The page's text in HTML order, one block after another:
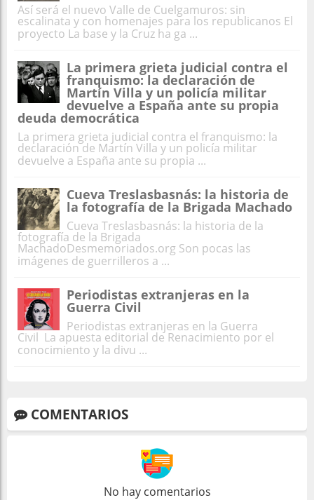
Así será el nuevo Valle de Cuelgamuros: sin
escalinata y con homenajes para los republicanos El
proyecto La base y la Cruz ha ga ...
La primera grieta judicial contra el
franquismo: la declaración de
Martín Villa y un policía militar
devuelve a España ante su propia
deuda democrática
La primera grieta judicial contra el franquismo: la
declaración de Martín Villa y un policía militar
devuelve a España ante su propia ...
Cueva Treslasbasnás: la historia de
la fotografía de la Brigada Machado
Cueva Treslasbasnás: la historia de la
fotografía de la Brigada
MachadoDesmemoriados.org Son pocas las
imágenes de guerrilleros a ...
Periodistas extranjeras en la
Guerra Civil
Periodistas extranjeras en la Guerra
Civil La apuesta editorial de Renacimiento por el
conocimiento y la divu ...
COMENTARIOS
No hay comentarios